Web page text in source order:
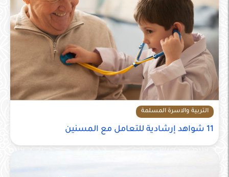
التربية والاسرة المسلمة
11 شواهد إرشادية للتعامل مع المسنين